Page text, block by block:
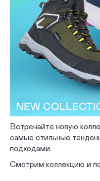
Встречайте новую
самые стильные
подходами.
Смотрим коллекцию и